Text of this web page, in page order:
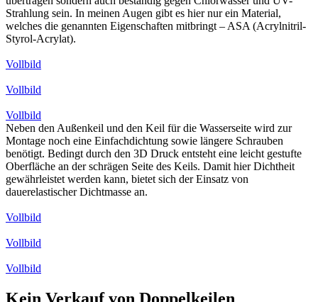
Strahlung sein. In meinen Augen gibt es hier nur ein Material,
welches die genannten Eigenschaften mitbringt – ASA (Acrylnitril-
Styrol-Acrylat).
Vollbild
Vollbild
Vollbild
Neben den Außenkeil und den Keil für die Wasserseite wird zur
Montage noch eine Einfachdichtung sowie längere Schrauben
benötigt. Bedingt durch den 3D Druck entsteht eine leicht gestufte
Oberfläche an der schrägen Seite des Keils. Damit hier Dichtheit
gewährleistet werden kann, bietet sich der Einsatz von
dauerelastischer Dichtmasse an.
Vollbild
Vollbild
Vollbild